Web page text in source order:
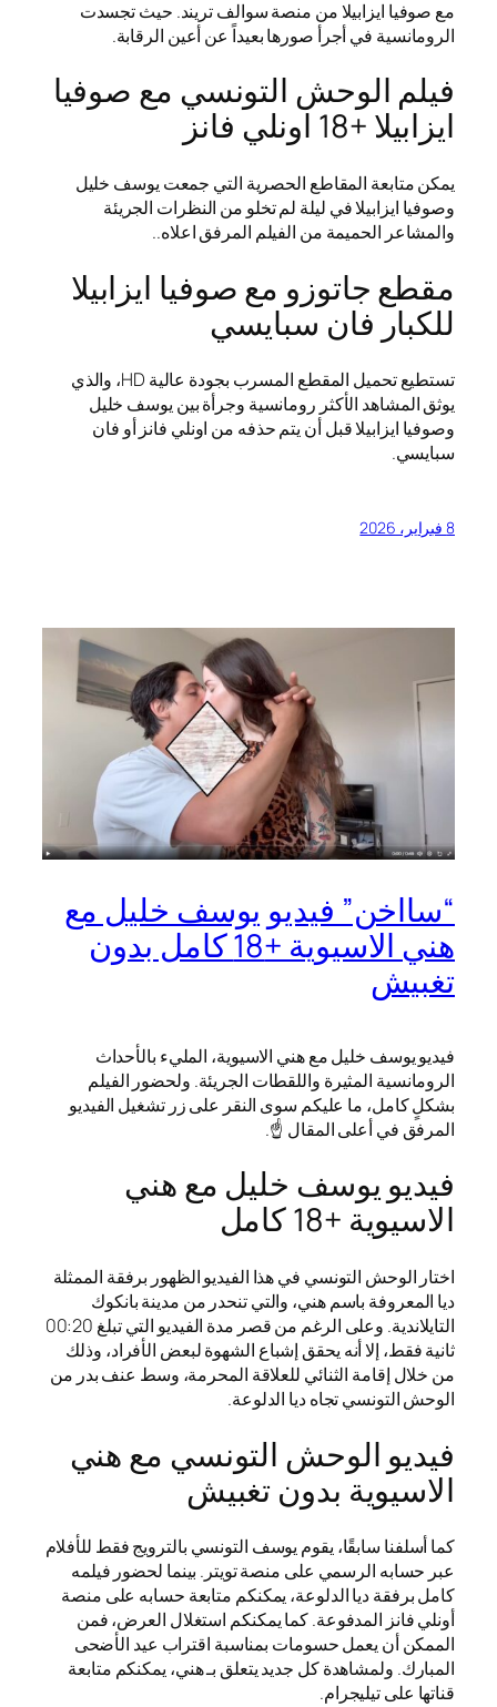
مع صوفيا ايزابيلا من منصة سوالف تريند. حيث تجسدت
الرومانسية في أجرأ صورها بعيداً عن أعين الرقابة.
فيلم الوحش التونسي مع صوفيا
ايزابيلا +18 اونلي فانز
يمكن متابعة المقاطع الحصرية التي جمعت يوسف خليل
وصوفيا ايزابيلا في ليلة لم تخلو من النظرات الجريئة
والمشاعر الحميمة من الفيلم المرفق اعلاه..
مقطع جاتوزو مع صوفيا ايزابيلا
للكبار فان سبايسي
تستطيع تحميل المقطع المسرب بجودة عالية HD، والذي
يوثق المشاهد الأكثر رومانسية وجرأة بين يوسف خليل
وصوفيا ايزابيلا قبل أن يتم حذفه من اونلي فانز أو فان
سبايسي.
8 فبراير، 2026
“سااخن” فيديو يوسف خليل مع
هني الاسيوية +18 كامل بدون
تغبيش
فيديو يوسف خليل مع هني الاسيوية، المليء بالأحداث
الرومانسية المثيرة واللقطات الجريئة. ولحضور الفيلم
بشكلٍ كامل، ما عليكم سوى النقر على زر تشغيل الفيديو
المرفق في أعلى المقال ☝️.
فيديو يوسف خليل مع هني
الاسيوية +18 كامل
اختار الوحش التونسي في هذا الفيديو الظهور برفقة الممثلة
ديا المعروفة باسم هني، والتي تنحدر من مدينة بانكوك
التايلاندية. وعلى الرغم من قصر مدة الفيديو التي تبلغ 00:20
ثانية فقط، إلا أنه يحقق إشباع الشهوة لبعض الأفراد، وذلك
من خلال إقامة الثنائي للعلاقة المحرمة، وسط عنف بدر من
الوحش التونسي تجاه ديا الدلوعة.
فيديو الوحش التونسي مع هني
الاسيوية بدون تغبيش
كما أسلفنا سابقًا، يقوم يوسف التونسي بالترويج فقط للأفلام
عبر حسابه الرسمي على منصة تويتر. بينما لحضور فيلمه
كامل برفقة ديا الدلوعة، يمكنكم متابعة حسابه على منصة
أونلي فانز المدفوعة. كما يمكنكم استغلال العرض، فمن
الممكن أن يعمل حسومات بمناسبة اقتراب عيد الأضحى
المبارك. ولمشاهدة كل جديد يتعلق بـ هني، يمكنكم متابعة
قناتها على تيليجرام.